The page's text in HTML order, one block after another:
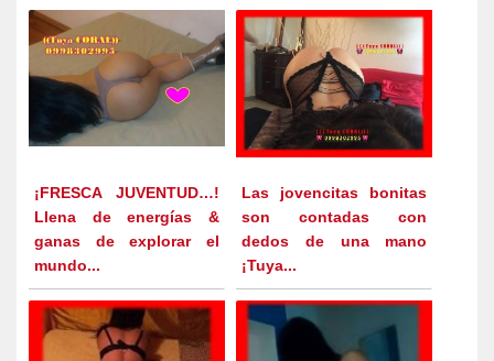
¡FRESCA JUVENTUD…!
Llena de energías &
ganas de explorar el
mundo...
Las jovencitas bonitas
son contadas con
dedos de una mano
¡Tuya...